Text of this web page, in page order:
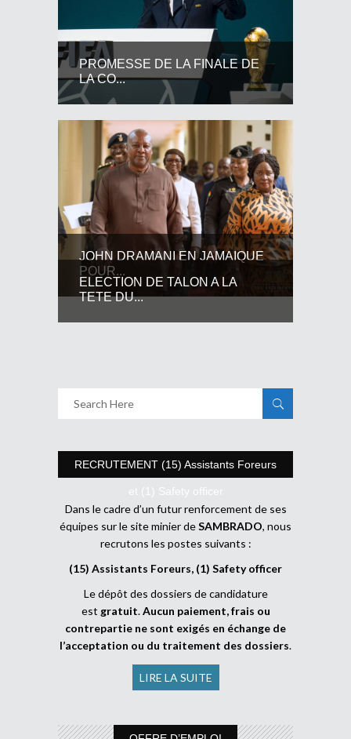
PROMESSE DE LA FINALE DE
LA CO...
JOHN DRAMANI EN JAMAIQUE
POUR...
ELECTION DE TALON A LA
TETE DU...
RECRUTEMENT (15) Assistants Foreurs
et (1) Safety officer
Dans le cadre d’un futur renforcement de ses
équipes sur le site minier deSAMBRADO, nous
recrutons les postes suivants :
(15) Assistants Foreurs, (1) Safety officer
Le dépôt des dossiers de candidature
est gratuit.Aucun paiement, frais ou
contrepartie ne sont exigés en échange de
l’acceptation ou du traitement des dossiers.
LIRE LA SUITE